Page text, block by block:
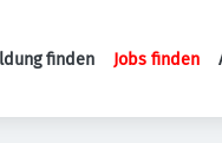
finden Jobs finden